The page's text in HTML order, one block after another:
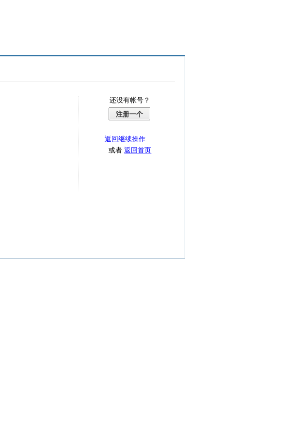
还没有帐号？
注册一个
返回继续操作
或者返回首页